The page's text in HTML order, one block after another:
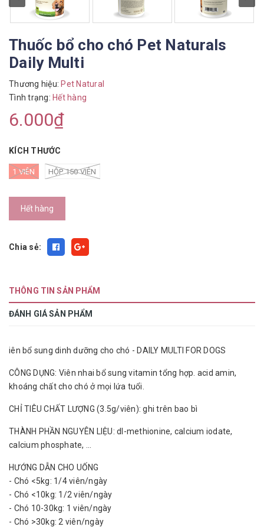
Thuốc bổ cho chó Pet Naturals
Daily Multi
Thương hiệu: Pet Natural
Tình trạng: Hết hàng
6.000₫
KÍCH THƯỚC
1 VIÊN HỘP 150 VIÊN
Hết hàng
Chia sẻ:
THÔNG TIN SẢN PHẨM
ĐÁNH GIÁ SẢN PHẨM
iên bổ sung dinh dưỡng cho chó - DAILY MULTI FOR DOGS
CÔNG DỤNG: Viên nhai bổ sung vitamin tổng hợp. acid amin,
khoáng chất cho chó ở mọi lứa tuổi.
CHỈ TIÊU CHẤT LƯỢNG (3.5g/viên): ghi trên bao bì
THÀNH PHẦN NGUYÊN LIỆU: dl-methionine, calcium iodate,
calcium phosphate, ...
HƯỚNG DẪN CHO UỐNG
- Chó <5kg: 1/4 viên/ngày
- Chó <10kg: 1/2 viên/ngày
- Chó 10-30kg: 1 viên/ngày
- Chó >30kg: 2 viên/ngày